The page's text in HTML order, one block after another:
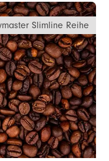
Slimline Reihe